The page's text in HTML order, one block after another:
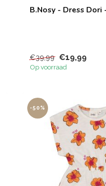
B.Nosy - Dress Dori
€39,99 €19,99
Op voorraad
-50%